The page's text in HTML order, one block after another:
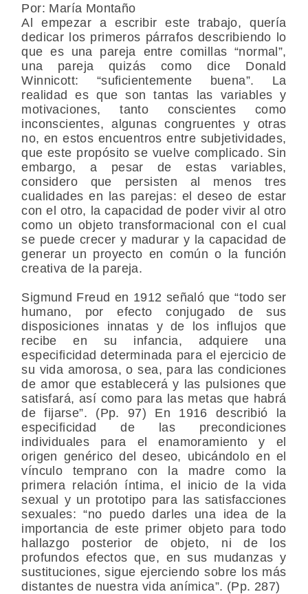
Por: María Montaño
Al empezar a escribir este trabajo, quería
dedicar los primeros párrafos describiendo lo
que es una pareja entre comillas “normal”,
una pareja quizás como dice Donald
Winnicott: “suficientemente buena”. La
realidad es que son tantas las variables y
motivaciones, tanto conscientes como
inconscientes, algunas congruentes y otras
no, en estos encuentros entre subjetividades,
que este propósito se vuelve complicado. Sin
embargo, a pesar de estas variables,
considero que persisten al menos tres
cualidades en las parejas: el deseo de estar
con el otro, la capacidad de poder vivir al otro
como un objeto transformacional con el cual
se puede crecer y madurar y la capacidad de
generar un proyecto en común o la función
creativa de la pareja.
Sigmund Freud en 1912 señaló que “todo ser
humano, por efecto conjugado de sus
disposiciones innatas y de los influjos que
recibe en su infancia, adquiere una
especificidad determinada para el ejercicio de
su vida amorosa, o sea, para las condiciones
de amor que establecerá y las pulsiones que
satisfará, así como para las metas que habrá
de fijarse”. (Pp. 97) En 1916 describió la
especificidad de las precondiciones
individuales para el enamoramiento y el
origen genérico del deseo, ubicándolo en el
vínculo temprano con la madre como la
primera relación íntima, el inicio de la vida
sexual y un prototipo para las satisfacciones
sexuales: “no puedo darles una idea de la
importancia de este primer objeto para todo
hallazgo posterior de objeto, ni de los
profundos efectos que, en sus mudanzas y
sustituciones, sigue ejerciendo sobre los más
distantes de nuestra vida anímica”. (Pp. 287)